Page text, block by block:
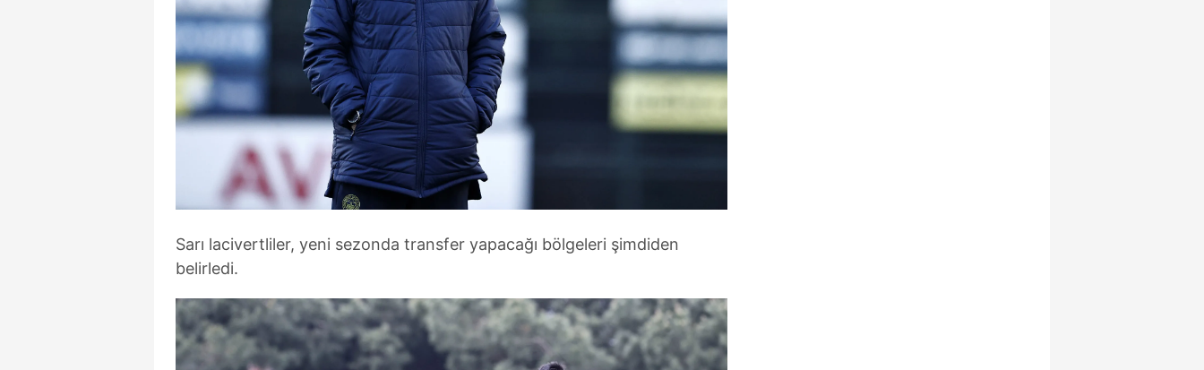
Sarı lacivertliler, yeni sezonda transfer yapacağı bölgeleri şimdiden
belirledi.